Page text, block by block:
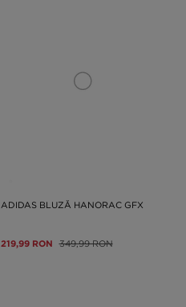
ADIDAS BLUZĂ HANORAC GFX
219,99 RON 349,99 RON